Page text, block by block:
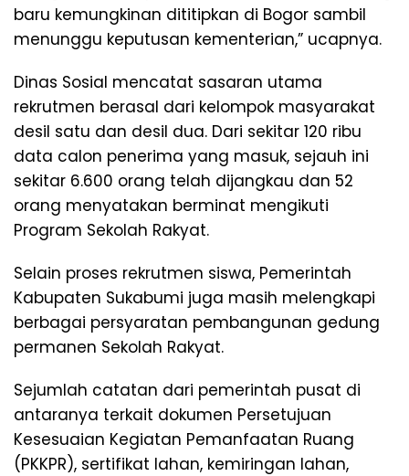
baru kemungkinan dititipkan di Bogor sambil
menunggu keputusan kementerian,” ucapnya.
Dinas Sosial mencatat sasaran utama
rekrutmen berasal dari kelompok masyarakat
desil satu dan desil dua. Dari sekitar 120 ribu
data calon penerima yang masuk, sejauh ini
sekitar 6.600 orang telah dijangkau dan 52
orang menyatakan berminat mengikuti
Program Sekolah Rakyat.
Selain proses rekrutmen siswa, Pemerintah
Kabupaten Sukabumi juga masih melengkapi
berbagai persyaratan pembangunan gedung
permanen Sekolah Rakyat.
Sejumlah catatan dari pemerintah pusat di
antaranya terkait dokumen Persetujuan
Kesesuaian Kegiatan Pemanfaatan Ruang
(PKKPR), sertifikat lahan, kemiringan lahan,